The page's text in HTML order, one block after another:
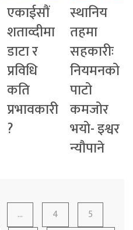
एकाईसौं
शताव्दीमा
डाटा र
प्रविधि
कति
प्रभावकारी
?
स्थानिय
तहमा
सहकारीः
नियमनको
पाटो
कमजोर
भयो- इश्वर
न्यौपाने
… 4
5